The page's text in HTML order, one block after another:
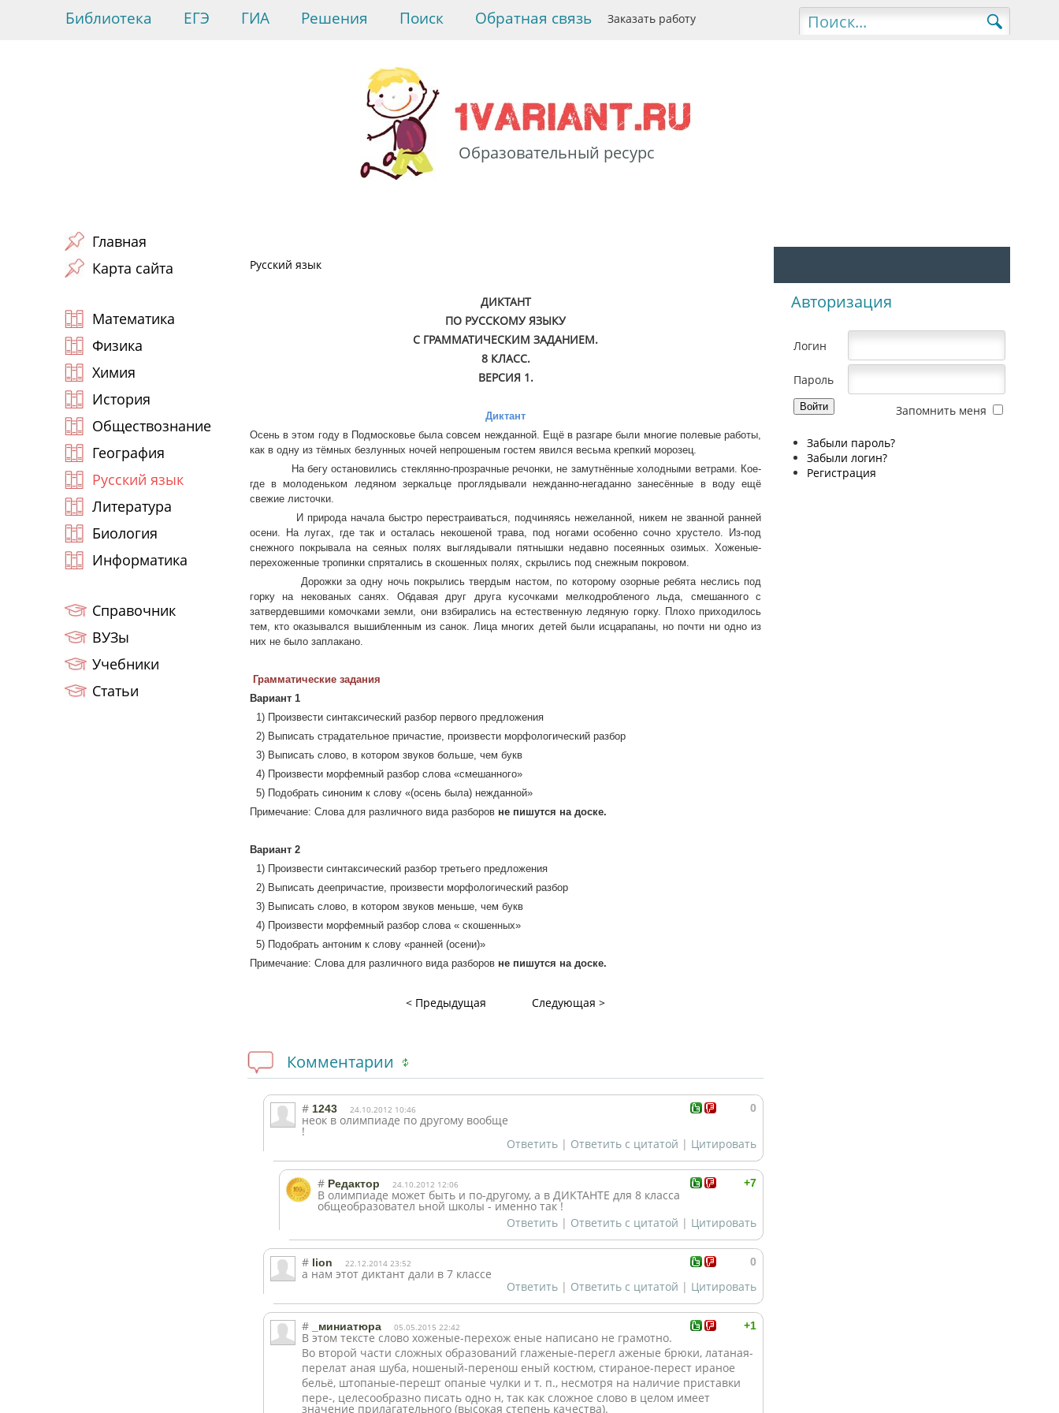
Библиотека ЕГЭ ГИА Решения Поиск Заказать работу
Обратная связь
Образовательный ресурс
Главная
Карта сайта
Математика
Физика
Химия
История
Обществознание
География
Русский язык
Литература
Биология
Информатика
Справочник
ВУЗы
Учебники
Статьи
Русский язык
ДИКТАНТ
ПО РУССКОМУ ЯЗЫКУ
С ГРАММАТИЧЕСКИМ ЗАДАНИЕМ.
8 КЛАСС.
ВЕРСИЯ 1.
Диктант
Осень в этом году в Подмосковье была совсем нежданной. Ещё в разгаре были многие полевые работы,
как в одну из тёмных безлунных ночей непрошеным гостем явился весьма крепкий морозец.
На бегу остановились стеклянно-прозрачные речонки, не замутнённые холодными ветрами. Кое-
где в молоденьком ледяном зеркальце проглядывали нежданно-негаданно занесённые в воду ещё
свежие листочки.
И природа начала быстро перестраиваться, подчиняясь нежеланной, никем не званной ранней
осени. На лугах, где так и осталась некошеной трава, под ногами особенно сочно хрустело. Из-под
снежного покрывала на сеяных полях выглядывали пятнышки недавно посеянных озимых. Хоженые-
перехоженные тропинки спрятались в скошенных полях, скрылись под снежным покровом.
Дорожки за одну ночь покрылись твердым настом, по которому озорные ребята неслись под
горку на некованых санях. Обдавая друг друга кусочками мелкодробленого льда, смешанного с
затвердевшими комочками земли, они взбирались на естественную ледяную горку. Плохо приходилось
тем, кто оказывался вышибленным из санок. Лица многих детей были исцарапаны, но почти ни одно из
них не было заплакано.
Грамматические задания
Вариант 1
1) Произвести синтаксический разбор первого предложения
2) Выписать страдательное причастие, произвести морфологический разбор
3) Выписать слово, в котором звуков больше, чем букв
4) Произвести морфемный разбор слова «смешанного»
5) Подобрать синоним к слову «(осень была) нежданной»
Примечание: Слова для различного вида разборов не пишутся на доске.
Вариант 2
1) Произвести синтаксический разбор третьего предложения
2) Выписать деепричастие, произвести морфологический разбор
3) Выписать слово, в котором звуков меньше, чем букв
4) Произвести морфемный разбор слова « скошенных»
5) Подобрать антоним к слову «ранней (осени)»
Примечание: Слова для различного вида разборов не пишутся на доске.
< Предыдущая Следующая >
Комментарии
0
# 1243 24.10.2012 10:46
неок в олимпиаде по другому вообще
!
Ответить | Ответить с цитатой | Цитировать
+7
# Редактор 24.10.2012 12:06
В олимпиаде может быть и по-другому, а в ДИКТАНТЕ для 8 класса
общеобразовател ьной школы - именно так !
Ответить | Ответить с цитатой | Цитировать
0
# lion 22.12.2014 23:52
а нам этот диктант дали в 7 классе
Ответить | Ответить с цитатой | Цитировать
+1
# _миниатюра 05.05.2015 22:42
В этом тексте слово хоженые-перехож еные написано не грамотно.
Во второй части сложных образований глаженые-перегл аженые брюки, латаная-
перелат аная шуба, ношеный-перенош еный костюм, стираное-перест ираное
бельё, штопаные-перешт опаные чулки и т. п., несмотря на наличие приставки
пере-, целесообразно писать одно н, так как сложное слово в целом имеет
значение прилагательного (высокая степень качества).
Авторизация
Логин
Пароль
Запомнить меня
Забыли пароль?
Забыли логин?
Регистрация